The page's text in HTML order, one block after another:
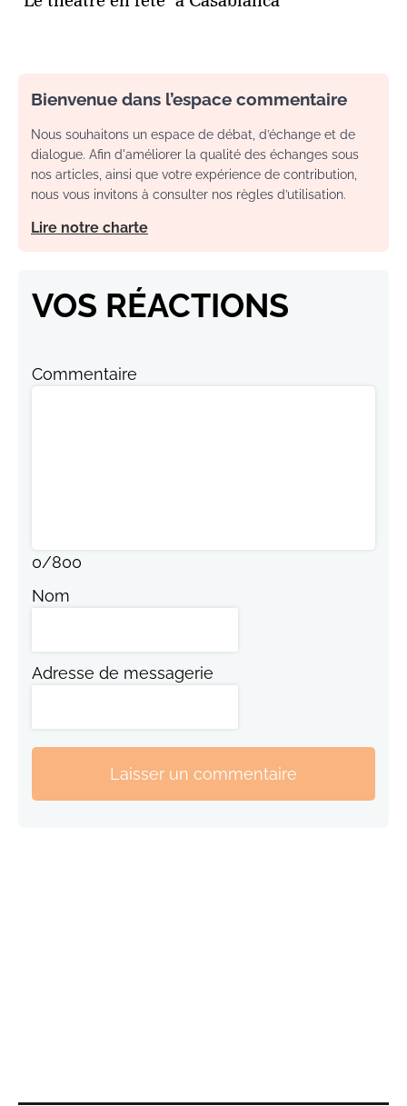
Bienvenue dans l’espace commentaire
Nous souhaitons un espace de débat, d’échange et de
dialogue. Afin d'améliorer la qualité des échanges sous
nos articles, ainsi que votre expérience de contribution,
nous vous invitons à consulter nos règles d’utilisation.
Lire notre charte
VOS RÉACTIONS
Commentaire
0/800
Nom
Adresse de messagerie
Laisser un commentaire